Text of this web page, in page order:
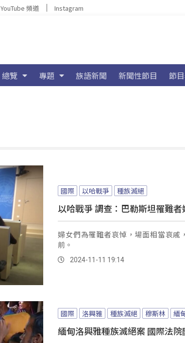
YouTube 頻道 Instagram
總覽 專題 族語新聞 新聞性節目 節
國際 以哈戰爭 種族滅絕
以哈戰爭 調查：巴勒斯坦罹難
婦女們為罹難者哀悼，場面相當哀戚
前。
2024-11-11 19:14
國際 洛興雅 種族滅絕 穆斯林 緬
緬甸洛興雅種族滅絕案 國際法